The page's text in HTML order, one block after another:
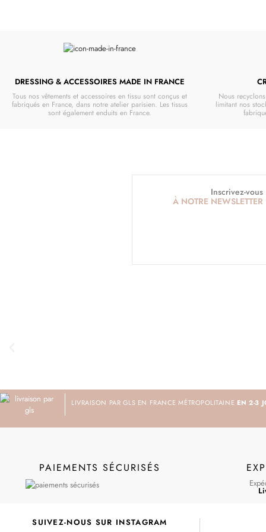
DRESSING & ACCESSOIRES MADE IN FRANCE
Tous nos vêtements et accessoires en tissu sont conçus et
fabriqués en France, dans notre atelier parisien. Les tissus
sont également enduits en France.
Nous
limitant nos
Inscrivez-vous
À NOTRE NEWSLETTER
LIVRAISON PAR GLS EN FRANCE MÉTROPOLITAINE EN 2-3
PAIEMENTS SÉCURISÉS
SUIVEZ-NOUS SUR INSTAGRAM